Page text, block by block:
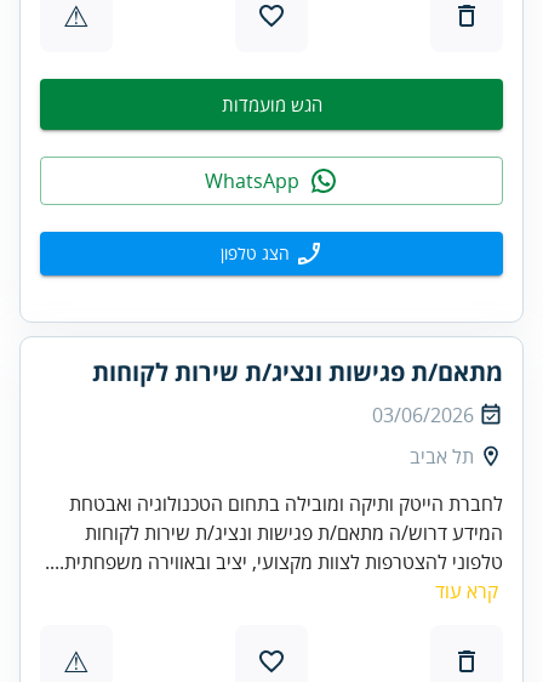
⚠
הגש מועמדות
הצג טלפון
מתאם/ת פגישות ונציג/ת שירות לקוחות
03/06/2026
תל אביב
לחברת הייטק ותיקה ומובילה בתחום הטכנולוגיה ואבטחת
המידע דרוש/ה מתאם/ת פגישות ונציג/ת שירות לקוחות
טלפוני להצטרפות לצוות מקצועי, יציב ובאווירה משפחתית....
קרא עוד
⚠